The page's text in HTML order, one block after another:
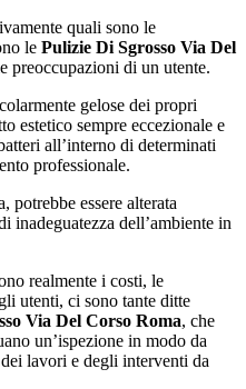
quali sono le
le Pulizie Di Sgrosso Via Del
preoccupazioni di un utente.
gelose dei propri
estetico sempre eccezionale e
all’interno di determinati
professionale.
potrebbe essere alterata
inadeguatezza dell’ambiente in
realmente i costi, le
utenti, ci sono tante ditte
Via Del Corso Roma, che
un’ispezione in modo da
lavori e degli interventi da